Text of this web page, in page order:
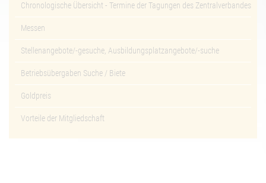
Chronologische Übersicht - Termine der Tagungen des Zentralverbandes
Messen
Stellenangebote/-gesuche, Ausbildungsplatzangebote/-suche
Betriebsübergaben Suche / Biete
Goldpreis
Vorteile der Mitgliedschaft